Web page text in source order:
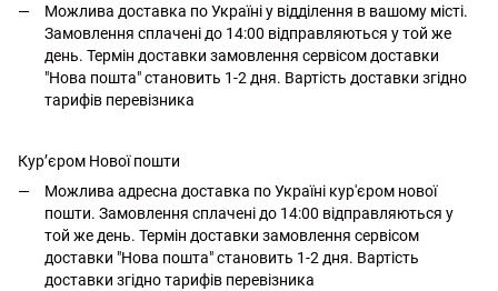
Можлива доставка по Україні у відділення в вашому місті.
Замовлення сплачені до 14:00 відправляються у той же
день. Термін доставки замовлення сервісом доставки
"Нова пошта" становить 1-2 дня. Вартість доставки згідно
тарифів перевізника
Кур’єром Нової пошти
Можлива адресна доставка по Україні кур'єром нової
пошти. Замовлення сплачені до 14:00 відправляються у
той же день. Термін доставки замовлення сервісом
доставки "Нова пошта" становить 1-2 дня. Вартість
доставки згідно тарифів перевізника